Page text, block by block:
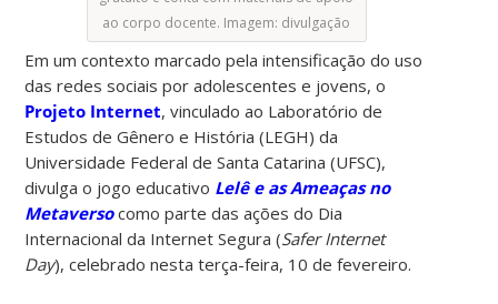
ao corpo docente. Imagem: divulgação
Em um contexto marcado pela intensificação do uso
das redes sociais por adolescentes e jovens, o
Projeto Internet, vinculado ao Laboratório de
Estudos de Gênero e História (LEGH) da
Universidade Federal de Santa Catarina (UFSC),
divulga o jogo educativo Lelê e as Ameaças no
Metaversocomo parte das ações do Dia
Internacional da Internet Segura (Safer Internet
Day), celebrado nesta terça-feira, 10 de fevereiro.